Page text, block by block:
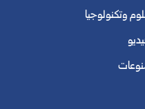
وتكنولوجيا